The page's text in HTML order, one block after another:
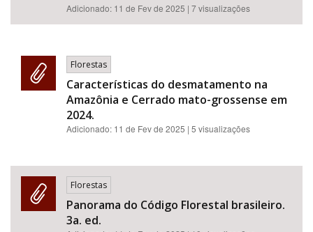
Adicionado: 11 de Fev de 2025 | 7 visualizações
Florestas
Características do desmatamento na
Amazônia e Cerrado mato-grossense em
2024.
Adicionado: 11 de Fev de 2025 | 5 visualizações
Florestas
Panorama do Código Florestal brasileiro.
3a. ed.